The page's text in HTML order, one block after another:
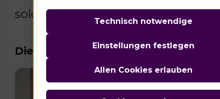
solche Praktiken gefährdet. Was
Die gesellschaftliche
Technisch notwendige
Einstellungen festlegen
Allen Cookies erlauben